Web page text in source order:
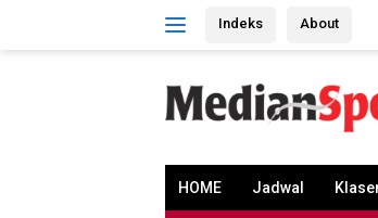
Indeks About
HOME Jadwal